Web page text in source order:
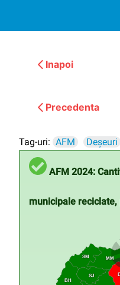
Inapoi
Precedenta
Tag-uri: AFM Deșeuri
AFM 2024:
municipale reciclate,
BH
SJ
SM MM